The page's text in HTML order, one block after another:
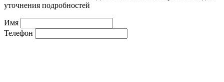
уточнения подробностей
Имя
Телефон